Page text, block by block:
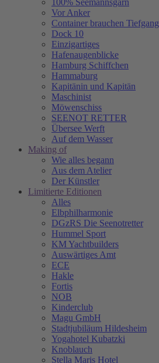
100% Seemannsgarn
Vor Anker
Container brauchen Tiefgang
Dock 10
Einzigartiges
Hafenaugen­blicke
Hamburg Schiffchen
Hammaburg
Kapitänin und Kapitän
Maschinist
Möwenschiss
SEENOT RETTER
Übersee Werft
Auf dem Wasser
Making of
Wie alles begann
Aus dem Atelier
Der Künstler
Limitierte Editionen
Alles
Elbphilharmonie
DGzRS Die Seenotretter
Hummel Sport
KM Yachtbuilders
Auswärtiges Amt
ECE
Hakle
Fortis
NOB
Kinderclub
Magu GmbH
Stadtjubiläum Hildesheim
Yogahotel Kubatzki
Knoblauch
Stella Maris Hotel